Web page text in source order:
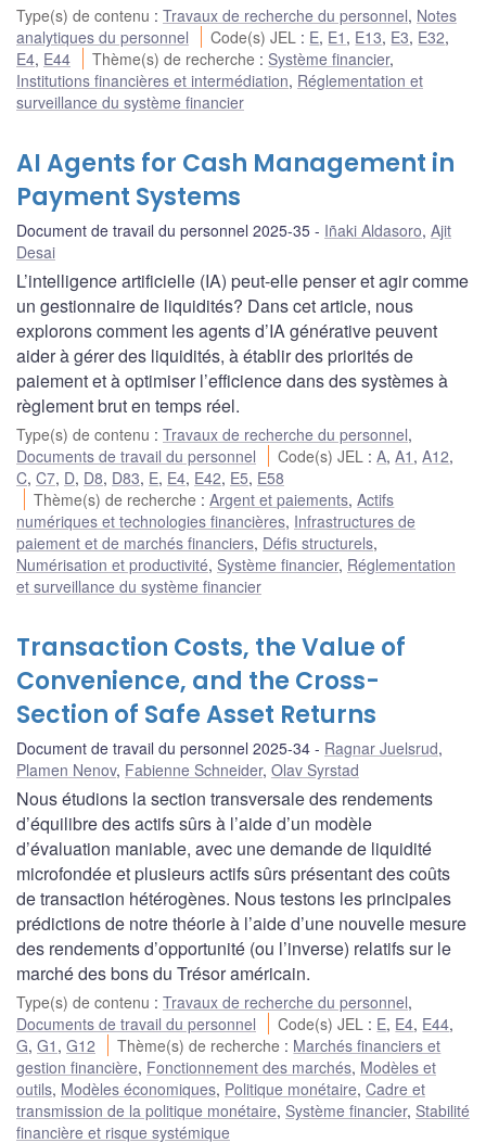
Type(s) de contenu : Travaux de recherche du personnel, Notes
analytiques du personnel
Code(s) JEL : E, E1 , E13, E3, E32,
E4, E44 Thème(s) de recherche : Système financier,
Institutions financières et intermédiation, Réglementation et
surveillance du système financier
AI Agents for Cash Management in
Payment Systems
Document de travail du personnel 2025-35 Iñaki Aldasoro, Ajit
Desai
L’intelligence artificielle (IA) peut-elle penser et agir comme
un gestionnaire de liquidités? Dans cet article, nous
explorons comment les agents d’IA générative peuvent
aider à gérer des liquidités, à établir des priorités de
paiement et à optimiser l’efficience dans des systèmes à
règlement brut en temps réel.
Type(s) de contenu : Travaux de recherche du personnel,
Documents de travail du personnel
Code(s) JEL :A,A1 ,A12,
C, C7, D, D8, D83, E, E4, E42, E5, E58
Thème(s) de recherche :Argent et paiements,Actifs
numériques et technologies financières, Infrastructures de
paiement et de marchés financiers, Défis structurels,
Numérisation et productivité, Système financier, Réglementation
et surveillance du système financier
Transaction Costs, the Value of
Convenience, and the Cross-
Section of Safe Asset Returns
Document de travail du personnel 2025-34 Ragnar Juelsrud,
Plamen Nenov, Fabienne Schneider, Olav Syrstad
Nous étudions la section transversale des rendements
d’équilibre des actifs sûrs à l’aide d’un modèle
d’évaluation maniable, avec une demande de liquidité
microfondée et plusieurs actifs sûrs présentant des coûts
de transaction hétérogènes. Nous testons les principales
prédictions de notre théorie à l’aide d’une nouvelle mesure
des rendements d’opportunité (ou l’inverse) relatifs sur le
marché des bons du Trésor américain.
Type(s) de contenu : Travaux de recherche du personnel,
Documents de travail du personnel
Code(s) JEL : E, E4, E44,
G, G1 , G12 Thème(s) de recherche : Marchés financiers et
gestion financière, Fonctionnement des marchés, Modèles et
outils, Modèles économiques, Politique monétaire, Cadre et
transmission de la politique monétaire, Système financier, Stabilité
financière et risque systémique